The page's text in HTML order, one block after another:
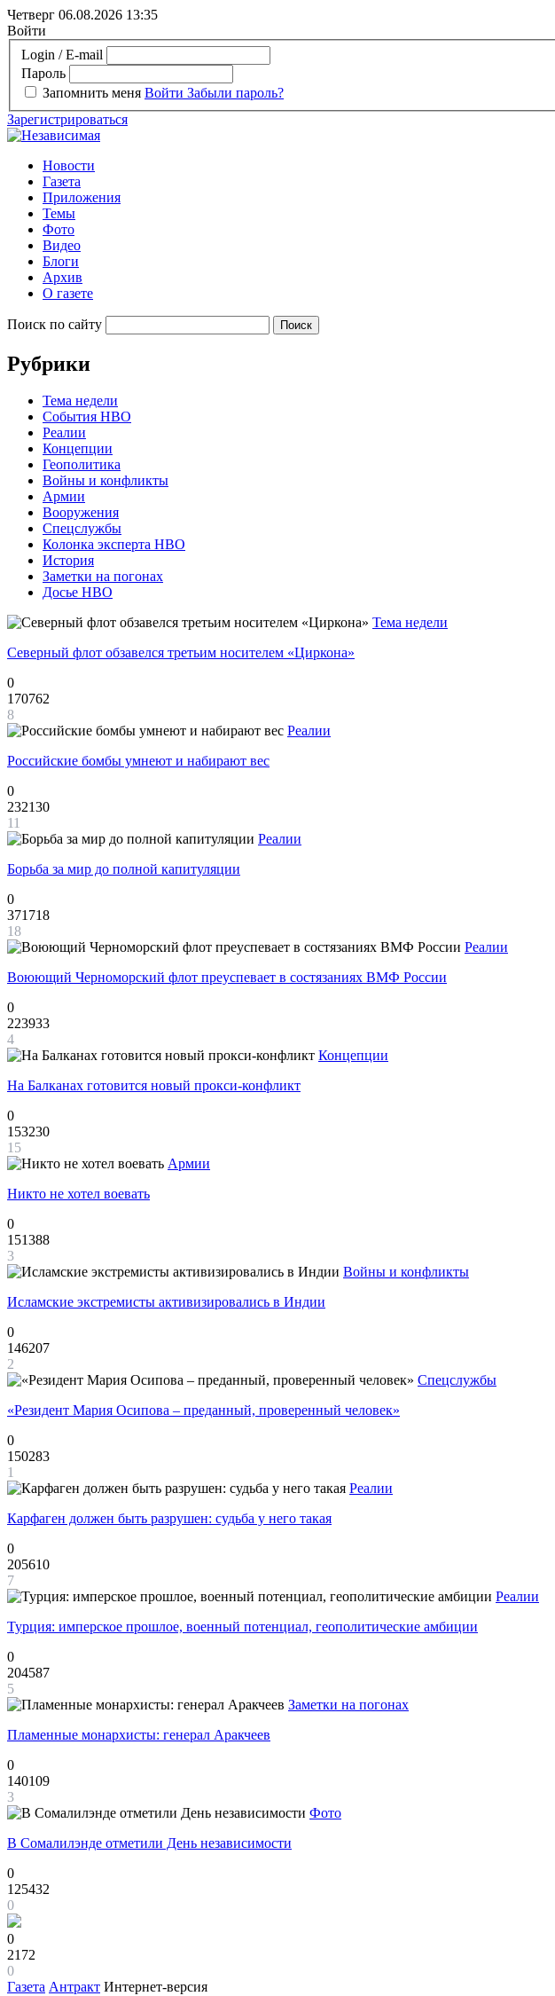
Четверг 06.08.2026 13:35
Войти
Login / E-mail
Пароль
Запомнить меня Войти Забыли пароль?
Зарегистрироваться
Новости
Газета
Приложения
Темы
Фото
Видео
Блоги
Архив
О газете
Поиск по сайту
Рубрики
Тема недели
События НВО
Реалии
Концепции
Геополитика
Войны и конфликты
Армии
Вооружения
Спецслужбы
Колонка эксперта НВО
История
Заметки на погонах
Досье НВО
Тема недели
Северный флот обзавелся третьим носителем «Циркона»
0
170762
8
Реалии
Российские бомбы умнеют и набирают вес
0
232130
11
Реалии
Борьба за мир до полной капитуляции
0
371718
18
Реалии
Воюющий Черноморский флот преуспевает в состязаниях ВМФ России
0
223933
4
Концепции
На Балканах готовится новый прокси-конфликт
0
153230
15
Армии
Никто не хотел воевать
0
151388
3
Войны и конфликты
Исламские экстремисты активизировались в Индии
0
146207
2
Спецслужбы
«Резидент Мария Осипова – преданный, проверенный человек»
0
150283
1
Реалии
Карфаген должен быть разрушен: судьба у него такая
0
205610
7
Реалии
Турция: имперское прошлое, военный потенциал, геополитические амбиции
0
204587
5
Заметки на погонах
Пламенные монархисты: генерал Аракчеев
0
140109
3
Фото
В Сомалилэнде отметили День независимости
0
125432
0
0
2172
0
Газета Антракт Интернет-версия